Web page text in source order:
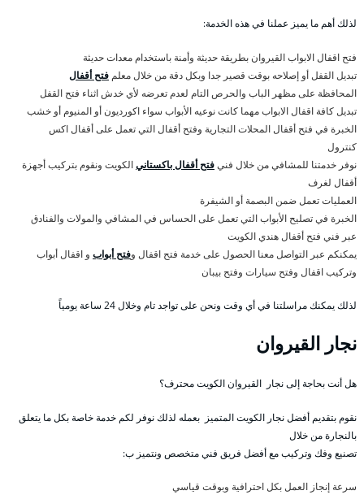
لذلك أهم ما يميز عملنا في هذه الخدمة:
فتح اقفال الابواب القيروان بطريقة حديثة وأمنة باستخدام معدات حديثة
تبديل القفل أو إصلاحه بوقت قصير جدا وبكل دقة من خلال معلم فتح أقفال
المحافظة على مظهر الباب والحرص التام لعدم تعرضه لأي خدش اثناء فتح القفل
تبديل كافة اقفال الابواب مهما كانت نوعيه الأبواب سواء اكورديون أو المنيوم أو خشب
الخبرة في فتح أقفال المحلات التجارية وفتح أقفال التي تعمل على أقفال اكس
كنترول
نوفر خدمتنا للمشافي من خلال فنيفتح أقفال باكستانيالكويت ونقوم بتركيب أجهزة
أقفال لغرف
العمليات تعمل ضمن البصمة أو الشيفرة
الخبرة في تصليح الأبواب التي تعمل على الحساس في المشافي والمولات والفنادق
عبر فني فتح أقفال هندي الكويت
يمكنكم عبر التواصل معنا الحصول على خدمة فتح اقفال وفتح أبواب و اقفال أبواب
وتركيب اقفال وفتح سيارات وفتح بيبان
لذلك يمكنك مراسلتنا في أي وقت ونحن على تواجد تام وخلال 24 ساعة يومياً
نجار القيروان
هل أنت بحاجة إلى نجار القيروان الكويت محترف؟
نقوم بتقديم أفضل نجار الكويت المتميز بعمله لذلك نوفر لكم خدمة خاصة بكل ما يتعلق
بالنجارة من خلال
تصنيع وفك وتركيب مع أفضل فريق فني متخصص ونتميز ب:
سرعة إنجاز العمل بكل احترافية وبوقت قياسي